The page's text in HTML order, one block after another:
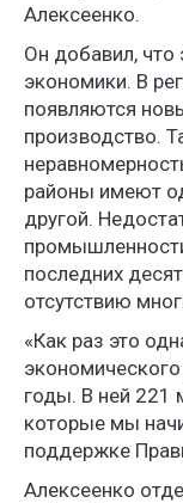
Алексеенко.
Он добавил,
экономики. В
появляются
производство.
районы имеют
другой.
последних
отсутствию
«Как раз это
годы. В ней 221
которые мы
поддержке
Алексеенко